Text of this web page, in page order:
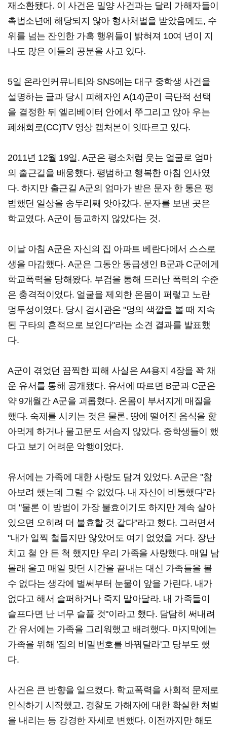
재소환됐다. 이 사건은 밀양 사건과는 달리 가해자들이
촉법소년에 해당되지 않아 형사처벌을 받았음에도, 수
위를 넘는 잔인한 가혹 행위들이 밝혀져 10여 년이 지
나도 많은 이들의 공분을 사고 있다.
5일 온라인커뮤니티와 SNS에는 대구 중학생 사건을
설명하는 글과 당시 피해자인 A(14)군이 극단적 선택
을 결정한 뒤 엘리베이터 안에서 쭈그리고 앉아 우는
폐쇄회로(CC)TV 영상 캡처본이 잇따르고 있다.
2011년 12월 19일. A군은 평소처럼 웃는 얼굴로 엄마
의 출근길을 배웅했다. 평범하고 행복한 아침 인사였
다. 하지만 출근길 A군의 엄마가 받은 문자 한 통은 평
범했던 일상을 송두리째 앗아갔다. 문자를 보낸 곳은
학교였다. A군이 등교하지 않았다는 것.
이날 아침 A군은 자신의 집 아파트 베란다에서 스스로
생을 마감했다. A군은 그동안 동급생인 B군과 C군에게
학교폭력을 당해왔다. 부검을 통해 드러난 폭력의 수준
은 충격적이었다. 얼굴을 제외한 온몸이 퍼렇고 노란
멍투성이였다. 당시 검시관은 "멍의 색깔을 볼 때 지속
된 구타의 흔적으로 보인다"라는 소견 결과를 발표했
다.
A군이 겪었던 끔찍한 피해 사실은 A4용지 4장을 꽉 채
운 유서를 통해 공개됐다. 유서에 따르면 B군과 C군은
약 9개월간 A군을 괴롭혔다. 온몸이 부서지게 매질을
했다. 숙제를 시키는 것은 물론, 땅에 떨어진 음식을 핥
아먹게 하거나 물고문도 서슴지 않았다. 중학생들이 했
다고 보기 어려운 악행이었다.
유서에는 가족에 대한 사랑도 담겨 있었다. A군은 "참
아보려 했는데 그럴 수 없었다. 내 자신이 비통했다"라
며 "물론 이 방법이 가장 불효이기도 하지만 계속 살아
있으면 오히려 더 불효할 것 같다"라고 했다. 그러면서
"내가 일찍 철들지만 않았어도 여기 없었을 거다. 장난
치고 철 안 든 척 했지만 우리 가족을 사랑했다. 매일 남
몰래 울고 매일 맞던 시간을 끝내는 대신 가족들을 볼
수 없다는 생각에 벌써부터 눈물이 앞을 가린다. 내가
없다고 해서 슬퍼하거나 죽지 말아달라. 내 가족들이
슬프다면 난 너무 슬플 것"이라고 했다. 담담히 써내려
간 유서에는 가족을 그리워했고 배려했다. 마지막에는
가족을 위해 '집의 비밀번호를 바꿔달라'고 당부도 했
다.
사건은 큰 반향을 일으켰다. 학교폭력을 사회적 문제로
인식하기 시작했고, 경찰도 가해자에 대한 확실한 처벌
을 내리는 등 강경한 자세로 변했다. 이전까지만 해도